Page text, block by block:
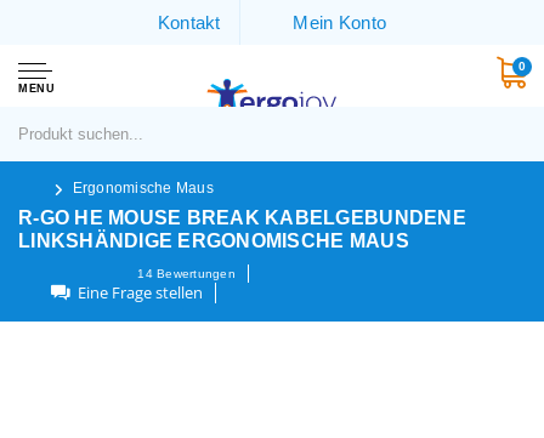
Kontakt Mein Konto
MENU
0
Ergonomische Maus
R-GO HE MOUSE BREAK KABELGEBUNDENE
LINKSHÄNDIGE ERGONOMISCHE MAUS
14Bewertungen
Eine Frage stellen